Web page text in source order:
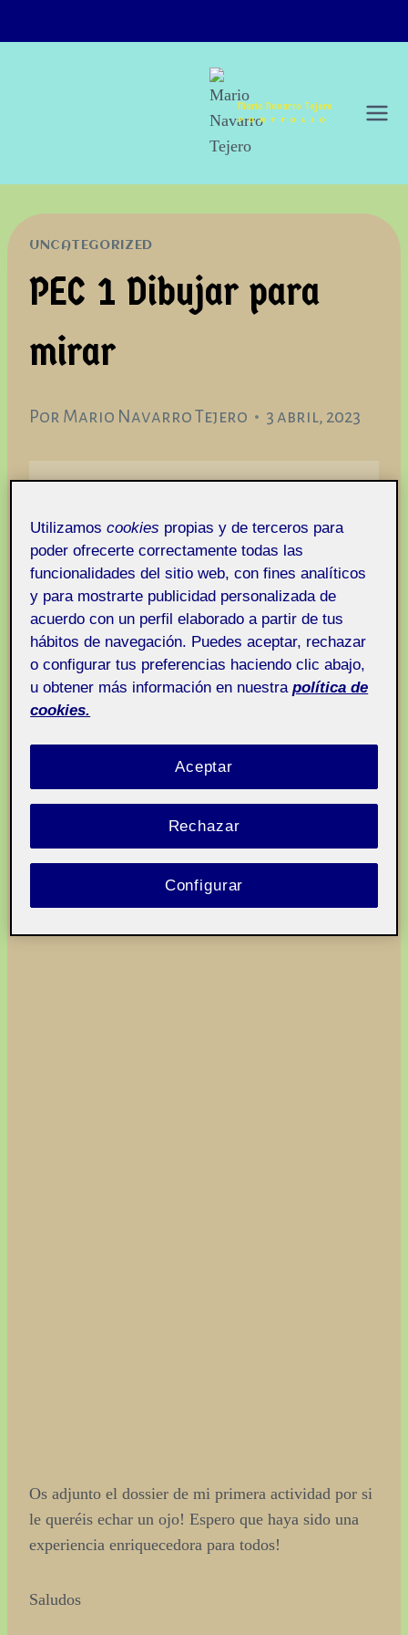
Mario Navarro Tejero
PORTFOLIO
UNCATEGORIZED
PEC 1 Dibujar para
mirar
Por Mario Navarro Tejero 3 abril, 2023
Os adjunto el dossier de mi primera actividad por si
le queréis echar un ojo! Espero que haya sido una
experiencia enriquecedora para todos!
Saludos
Utilizamoscookies propias y de terceros para
poder ofrecerte correctamente todas las
funcionalidades del sitio web, con fines analíticos
y para mostrarte publicidad personalizada de
acuerdo con un perfil elaborado a partir de tus
hábitos de navegación. Puedes aceptar, rechazar
o configurar tus preferencias haciendo clic abajo,
u obtener más información en nuestra política de
cookies.
Rechazar
Aceptar
Configurar